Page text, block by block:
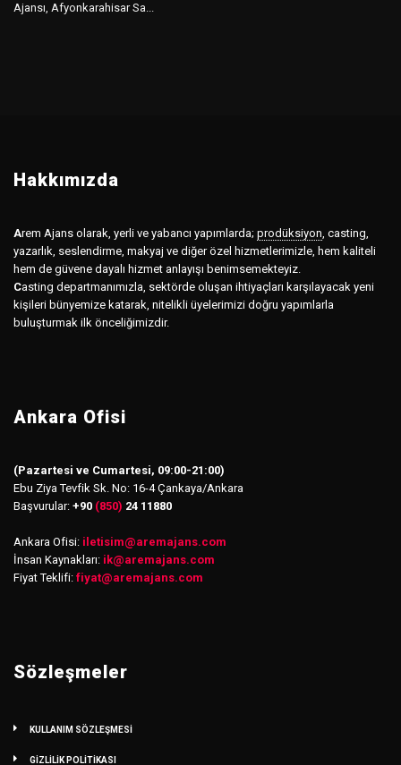
Ajansı, Afyonkarahisar Sa...
Hakkımızda
Arem Ajans olarak, yerli ve yabancı yapımlarda; prodüksiyon, casting,
yazarlık, seslendirme, makyaj ve diğer özel hizmetlerimizle, hem kaliteli
hem de güvene dayalı hizmet anlayışı benimsemekteyiz.
Casting departmanımızla, sektörde oluşan ihtiyaçları karşılayacak yeni
kişileri bünyemize katarak, nitelikli üyelerimizi doğru yapımlarla
buluşturmak ilk önceliğimizdir.
Ankara Ofisi
(Pazartesi ve Cumartesi, 09:00-21:00)
Ebu Ziya Tevfik Sk. No: 16-4 Çankaya/Ankara
Başvurular: +90 (850) 24 11880
Ankara Ofisi: iletisim@aremajans.com
İnsan Kaynakları: ik@aremajans.com
Fiyat Teklifi: fiyat@aremajans.com
Sözleşmeler
KULLANIM SÖZLEŞMESİ
GİZLİLİK POLİTİKASI